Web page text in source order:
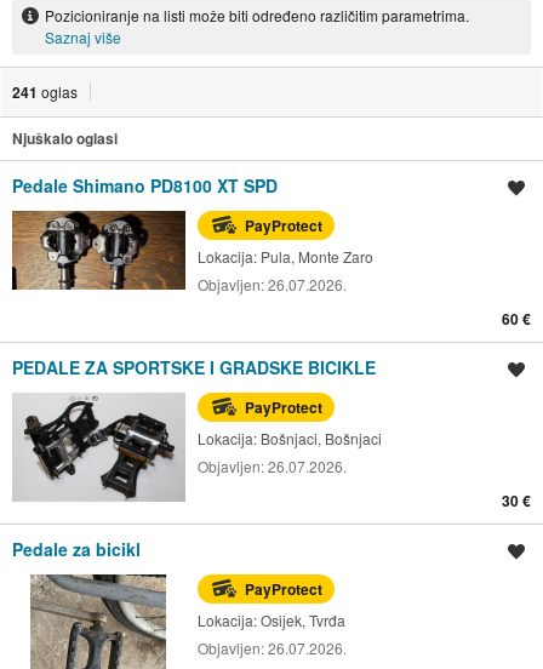
Pozicioniranje na listi može biti određeno različitim parametrima.
Saznaj više
241 oglas
Njuškalo oglasi
Pedale Shimano PD8100 XT SPD
PayProtect
Lokacija: Pula, Monte Zaro
Objavljen:26.07.2026.
60 €
PEDALE ZA SPORTSKE I GRADSKE BICIKLE
PayProtect
Lokacija: Bošnjaci, Bošnjaci
Objavljen:26.07.2026.
30 €
Pedale za bicikl
PayProtect
Lokacija:Osijek, Tvrđa
Objavljen:26.07.2026.